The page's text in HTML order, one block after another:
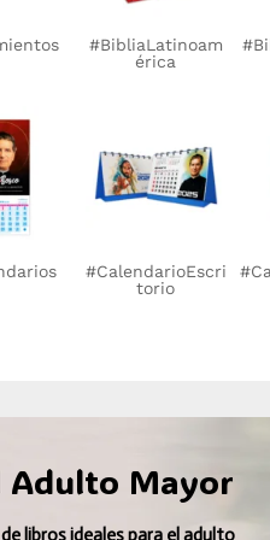
#BibliaLatinoam
érica
#CalendarioEscri
torio
Adulto Mayor
libros ideales para el adulto